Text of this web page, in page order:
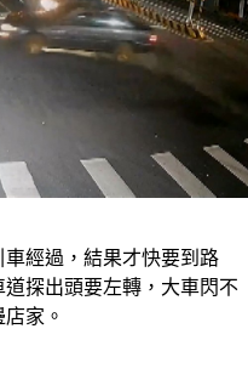
經過，結果才快要到路
探出頭要左轉，大車閃不
家。